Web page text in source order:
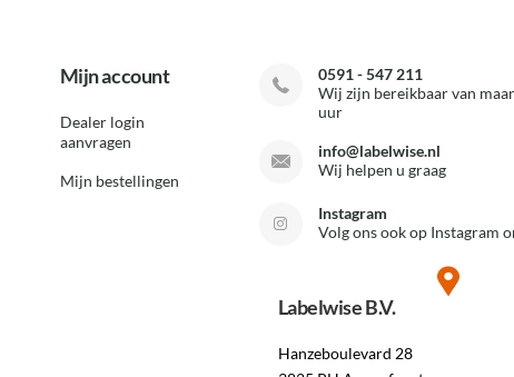
Mijn account
Dealer login
aanvragen
Mijn bestellingen
0591 - 547 211
Wij zijn bereikbaar van
uur
info@labelwise.nl
Wij helpen u graag
Instagram
Volg ons ook op Instagram
Labelwise B.V.
Hanzeboulevard 28